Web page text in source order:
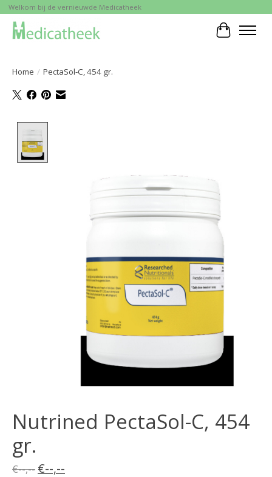
Welkom bij de vernieuwde Medicatheek
Home / PectaSol-C, 454 gr.
Nutrined PectaSol-C, 454
gr.
€--,-- €--,--